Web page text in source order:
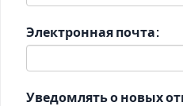
Электронная почта:
Уведомлять о новых